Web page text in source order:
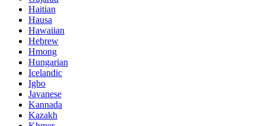
Haitian
Hausa
Hawaiian
Hebrew
Hmong
Hungarian
Icelandic
Igbo
Javanese
Kannada
Kazakh